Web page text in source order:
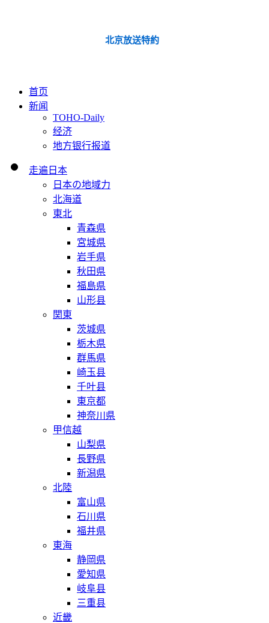
北京放送特約
首页
新闻
TOHO-Daily
经济
地方银行报道
走遍日本
日本の地域力
北海道
東北
青森県
宮城県
岩手県
秋田県
福島県
山形县
関東
茨城県
栃木県
群馬県
崎玉县
千叶县
東京都
神奈川県
甲信越
山梨県
長野県
新潟県
北陸
富山県
石川県
福井県
東海
静岡県
愛知県
岐阜县
三重县
近畿